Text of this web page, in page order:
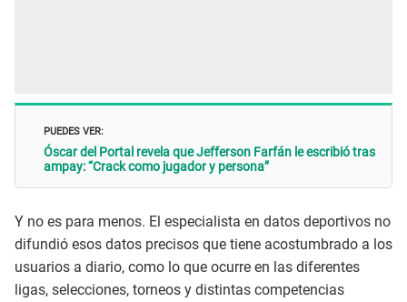
PUEDES VER:
Óscar del Portal revela que Jefferson Farfán le escribió tras
ampay: “Crack como jugador y persona”
Y no es para menos. El especialista en datos deportivos no
difundió esos datos precisos que tiene acostumbrado a los
usuarios a diario, como lo que ocurre en las diferentes
ligas, selecciones, torneos y distintas competencias